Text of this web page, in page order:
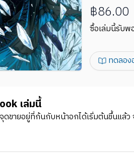
฿86.00
ซื้อเล่มนี้รับพ
ทดลอง
เล่มนี้
จุดขายอยู่ที่ก้นกับหน้าอกได้เริ่มต้นขึ้นแล้